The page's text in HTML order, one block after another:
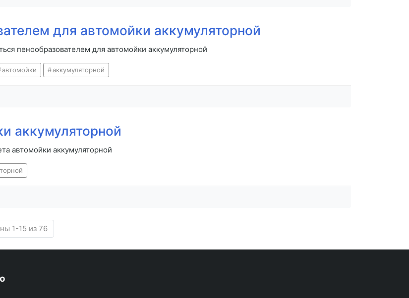
для автомойки аккумуляторной
пенообразователем для автомойки аккумуляторной
автомойки аккумуляторной
аккумуляторной
автомойки аккумуляторной
1-15 из 76